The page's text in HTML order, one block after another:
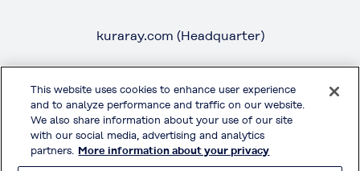
kuraray.com (Headquarter)
RECHTSHINWEISE / IMPRESSUM
DATENSCHUTZ
AGB
This website uses cookies to enhance user experience
and to analyze performance and traffic on our website.
We also share information about your use of our site
with our social media, advertising and analytics
partners. More information about your privacy